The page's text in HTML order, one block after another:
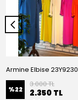
Armine Elbise 23Y9230
%22
3.000 TL
2.350 TL